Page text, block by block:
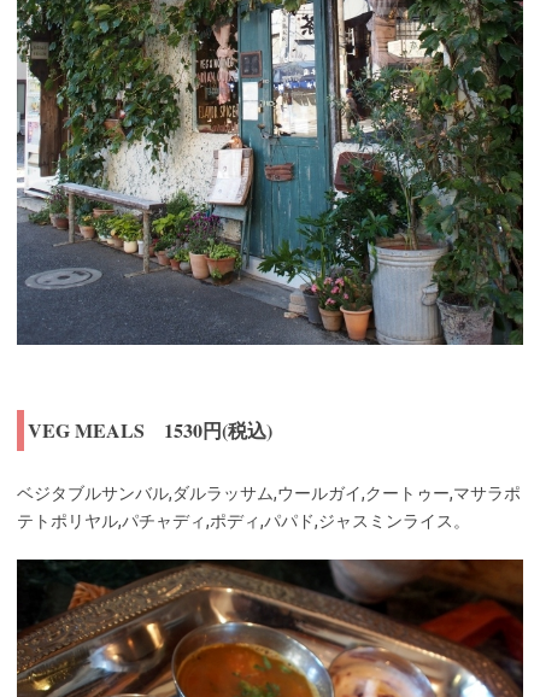
VEG MEALS 1530円(税込)
ベジタブルサンバル,ダルラッサム,ウールガイ,クートゥー,マサラポ
テトポリヤル,パチャディ,ポディ,パパド,ジャスミンライス。